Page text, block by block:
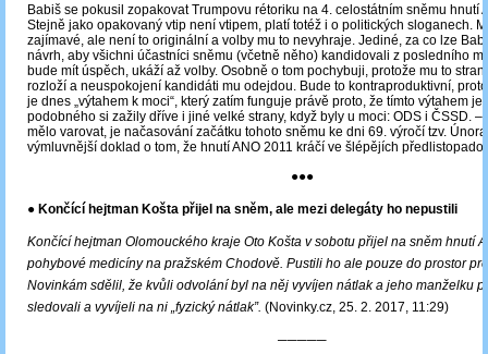
Babiš se pokusil zopakovat Trumpovu rétoriku na 4. celostátním sněmu hnutí
Stejně jako opakovaný vtip není vtipem, platí totéž i o politických sloganech.
zajímavé, ale není to originální a volby mu to nevyhraje. Jediné, za co lze
návrh, aby všichni účastníci sněmu (včetně něho) kandidovali z posledního
bude mít úspěch, ukáží až volby. Osobně o tom pochybuji, protože mu to
rozloží a neuspokojení kandidáti mu odejdou. Bude to kontraproduktivní,
je dnes „výtahem k moci“, který zatím funguje právě proto, že tímto výtahem
podobného si zažily dříve i jiné velké strany, když byly u moci: ODS i ČSSD. –
mělo varovat, je načasování začátku tohoto sněmu ke dni 69. výročí tzv.
výmluvnější doklad o tom, že hnutí ANO 2011 kráčí ve šlépějích
●●●
● Končící hejtman Košta přijel na sněm, ale mezi delegáty ho nepustili
Končící hejtman Olomouckého kraje Oto Košta v sobotu přijel na sněm hnutí
pohybové medicíny na pražském Chodově. Pustili ho ale pouze do prostor
Novinkám sdělil, že kvůli odvolání byl na něj vyvíjen nátlak a jeho manželku
sledovali a vyvíjeli na ni „fyzický nátlak”. (Novinky.cz, 25. 2. 2017, 11:29)
─────